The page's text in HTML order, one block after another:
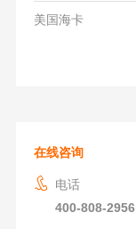
美国海卡
在线咨询
电话
400-808-2956